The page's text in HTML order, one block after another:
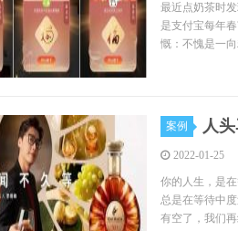
最近点奶茶时
是支付宝每年
慨：不愧是一
案例 人
2022-01-25
你的人生，是
总是在等待中
有空了，我们